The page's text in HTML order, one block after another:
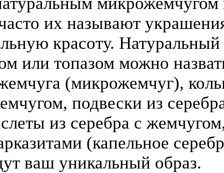
их называют
красоту.
или топазом можно
(микрожемчуг),
подвески из
из серебра с
(капельное
ваш уникальный образ.